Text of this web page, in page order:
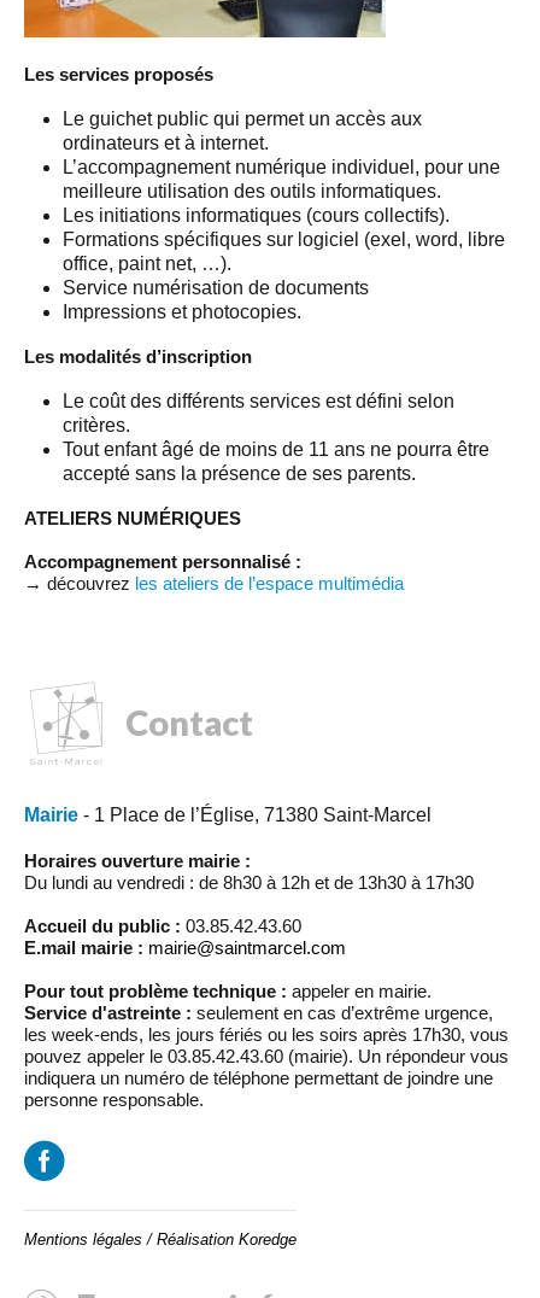
Les services proposés
Le guichet public qui permet un accès aux
ordinateurs et à internet.
L’accompagnement numérique individuel, pour une
meilleure utilisation des outils informatiques.
Les initiations informatiques (cours collectifs).
Formations spécifiques sur logiciel (exel, word, libre
office, paint net, …).
Service numérisation de documents
Impressions et photocopies.
Les modalités d’inscription
Le coût des différents services est défini selon
critères.
Tout enfant âgé de moins de 11 ans ne pourra être
accepté sans la présence de ses parents.
ATELIERS NUMÉRIQUES
Accompagnement personnalisé :
→ découvrez les ateliers de l’espace multimédia
Contact
Mairie - 1 Place de l’Église, 71380 Saint-Marcel
Horaires ouverture mairie :
Du lundi au vendredi : de 8h30 à 12h et de 13h30 à 17h30
Accueil du public : 03.85.42.43.60
E.mail mairie : mairie@saintmarcel.com
Pour tout problème technique : appeler en mairie.
Service d'astreinte : seulement en cas d’extrême urgence,
les week-ends, les jours fériés ou les soirs après 17h30, vous
pouvez appeler le 03.85.42.43.60 (mairie). Un répondeur vous
indiquera un numéro de téléphone permettant de joindre une
personne responsable.
Mentions légales / Réalisation Koredge